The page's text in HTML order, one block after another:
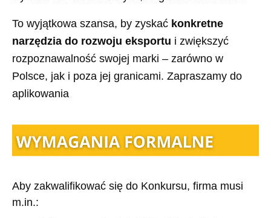
To wyjątkowa szansa, by zyskać konkretne
narzędzia do rozwoju eksportu i zwiększyć
rozpoznawalność swojej marki – zarówno w
Polsce, jak i poza jej granicami. Zapraszamy do
aplikowania
Aby zakwalifikować się do Konkursu, firma musi
m.in.: